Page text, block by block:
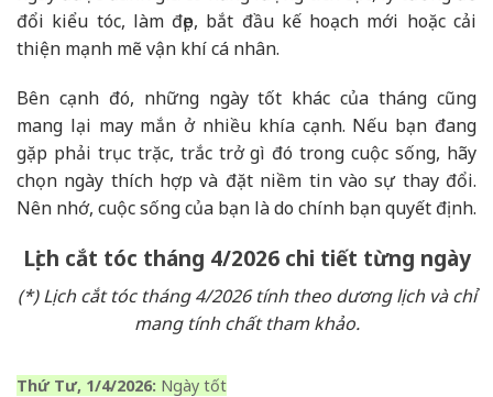
đổi kiểu tóc, làm đẹp, bắt đầu kế hoạch mới hoặc cải
thiện mạnh mẽ vận khí cá nhân.
Bên cạnh đó, những ngày tốt khác của tháng cũng
mang lại may mắn ở nhiều khía cạnh. Nếu bạn đang
gặp phải trục trặc, trắc trở gì đó trong cuộc sống, hãy
chọn ngày thích hợp và đặt niềm tin vào sự thay đổi.
Nên nhớ, cuộc sống của bạn là do chính bạn quyết định.
Lịch cắt tóc tháng 4/2026 chi tiết từng ngày
(*) Lịch cắt tóc tháng 4/2026 tính theo dương lịch và chỉ
mang tính chất tham khảo.
Thứ Tư, 1/4/2026: Ngày tốt